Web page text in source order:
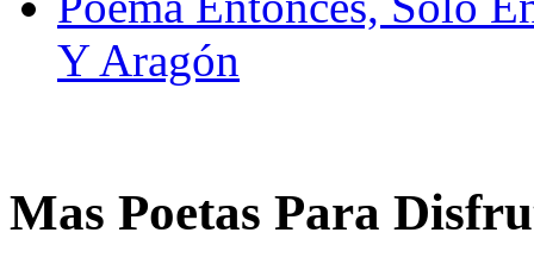
Y Aragón
Mas Poetas Para